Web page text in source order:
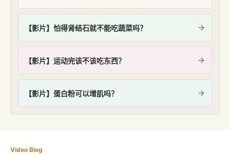
【影片】怕得肾结石就不能吃蔬菜吗？
【影片】运动完该不该吃东西？
【影片】蛋白粉可以增肌吗？
Video Blog